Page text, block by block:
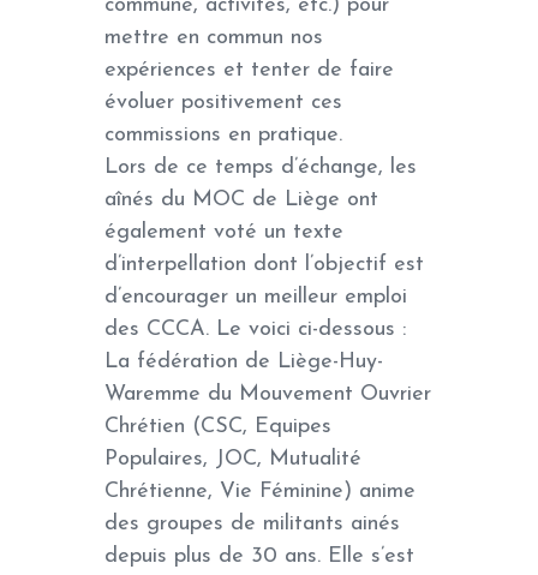
commune, activités, etc.) pour
mettre en commun nos
expériences et tenter de faire
évoluer positivement ces
commissions en pratique.
Lors de ce temps d’échange, les
aînés du MOC de Liège ont
également voté un texte
d’interpellation dont l’objectif est
d’encourager un meilleur emploi
des CCCA. Le voici ci-dessous :
La fédération de Liège-Huy-
Waremme du Mouvement Ouvrier
Chrétien (CSC, Equipes
Populaires, JOC, Mutualité
Chrétienne, Vie Féminine) anime
des groupes de militants ainés
depuis plus de 30 ans. Elle s’est